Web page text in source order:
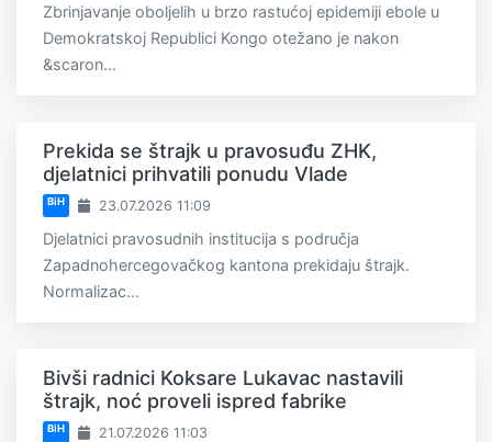
Zbrinjavanje oboljelih u brzo rastućoj epidemiji ebole u
Demokratskoj Republici Kongo otežano je nakon
&scaron...
Prekida se štrajk u pravosuđu ZHK,
djelatnici prihvatili ponudu Vlade
BiH 23.07.2026 11:09
Djelatnici pravosudnih institucija s područja
Zapadnohercegovačkog kantona prekidaju štrajk.
Normalizac...
Bivši radnici Koksare Lukavac nastavili
štrajk, noć proveli ispred fabrike
BiH 21.07.2026 11:03